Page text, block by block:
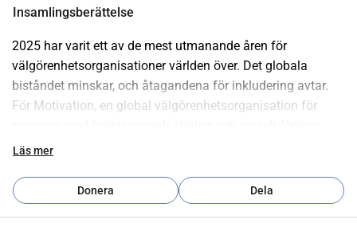
Insamlingsberättelse
2025 har varit ett av de mest utmanande åren för
välgörenhetsorganisationer världen över. Det globala
biståndet minskar, och åtagandena för inkludering avtar.
För Motivation, en global välgörenhetsorganisation för
innebär detta en kraftig nedgång i försäljningen av
avgörande för att upprätthålla hela organisationen.
Utan omedelbart stöd riskerar viktiga program i Kenya,
Läs mer
Donera Dela